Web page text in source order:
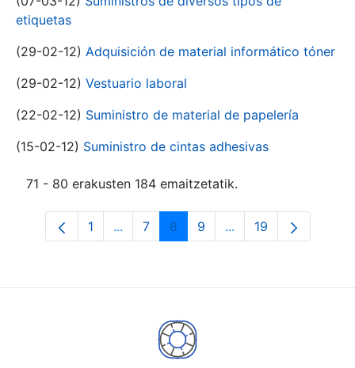
etiquetas
(29-02-12) Adquisición de material informático tóner
(29-02-12) Vestuario laboral
(22-02-12) Suministro de material de papelería
(15-02-12) Suministro de cintas adhesivas
71 - 80 erakusten 184 emaitzetatik.
Orrialdea
1 ...Intermediate Pages Use TAB to
Orrialdea
7 Orrialdea
8 Orrialdea
9 ...Intermediate Pages
Orrialdea
19